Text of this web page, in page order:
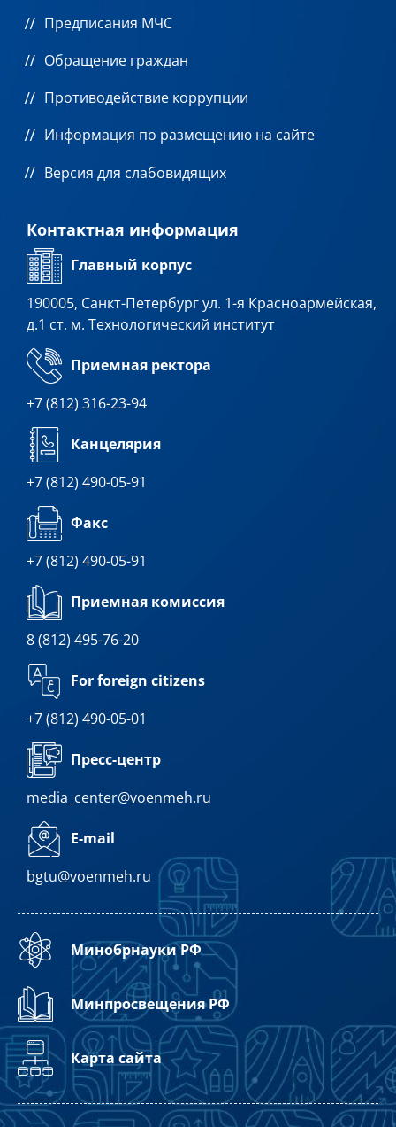
Предписания МЧС
Обращение граждан
Противодействие коррупции
Информация по размещению на сайте
Версия для слабовидящих
Контактная информация
Главный корпус
190005, Санкт-Петербург ул. 1-я Красноармейская,
д.1 ст. м. Технологический институт
Приемная ректора
+7 (812) 316-23-94
Канцелярия
+7 (812) 490-05-91
Факс
+7 (812) 490-05-91
Приемная комиссия
8 (812) 495-76-20
For foreign citizens
+7 (812) 490-05-01
Пресс-центр
media_center@voenmeh.ru
E-mail
bgtu@voenmeh.ru
Минобрнауки РФ
Минпросвещения РФ
Карта сайта